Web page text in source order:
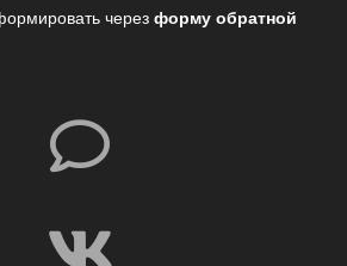
черезформу обратной